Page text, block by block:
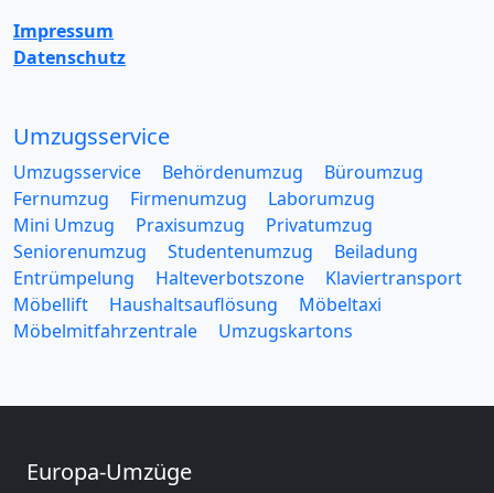
Impressum
Datenschutz
Umzugsservice
Umzugsservice Behördenumzug
Büroumzug
Fernumzug
Firmenumzug
Laborumzug
Mini Umzug
Praxisumzug
Privatumzug
Seniorenumzug
Studentenumzug
Beiladung
Entrümpelung
Halteverbotszone
Klaviertransport
Möbellift
Haushaltsauflösung
Möbeltaxi
Möbelmitfahrzentrale
Umzugskartons
Europa-Umzüge